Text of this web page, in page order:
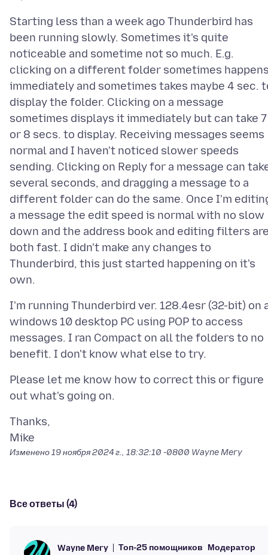
Starting less than a week ago Thunderbird has
been running slowly. Sometimes it's quite
noticeable and sometime not so much. E.g.
clicking on a different folder sometimes
immediately and sometimes takes maybe 4 sec.
display the folder. Clicking on a message
sometimes displays it immediately but can take 7
or 8 secs. to display. Receiving messages seems
normal and I haven't noticed slower speeds
sending. Clicking on Reply for a message can
several seconds, and dragging a message to a
different folder can do the same. Once I'm
a message the edit speed is normal with no slow
down and the address book and editing filters
both fast. I didn't make any changes to
Thunderbird, this just started happening on it's
I'm running Thunderbird ver. 128.4esr (32-bit) on
windows 10 desktop PC using POP to access
messages. I ran Compact on all the folders to no
Please let me know how to correct this or figure
Thanks,
Изменено19 ноября 2024 г., 18:32:10 -0800 Wayne Mery
Все ответы (4)
Wayne Mery Топ-25 помощников Модератор